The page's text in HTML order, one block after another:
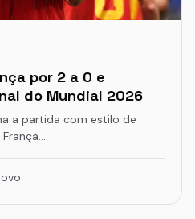
por 2 a 0 e
do Mundial 2026
a partida com estilo de